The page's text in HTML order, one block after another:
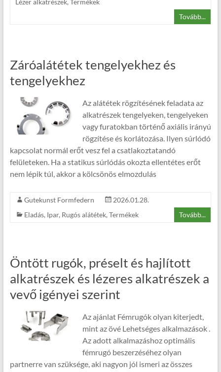
Lézer alkatrészek, Termékek
Tovább...
Záróalátétek tengelyekhez és
tengelyekhez
Az alátétek rögzítésének feladata az
alkatrészek tengelyeken, tengelyeken
vagy furatokban történő axiális irányú
rögzítése és korlátozása. Ilyen súrlódó
kapcsolat normál erőt vesz fel a csatlakoztatandó
felületeken. Ha a statikus súrlódás okozta ellentétes erőt
nem lépik túl, akkor a kölcsönös elmozdulás
Gutekunst Formfedern
2026.01.28.
Eladás, Ipar, Rugós alátétek, Termékek Tovább...
Öntött rugók, préselt és hajlított
alkatrészek és lézeres alkatrészek a
vevő igényei szerint
Az ajánlat Fémrugók olyan kiterjedt,
mint az övé Lehetséges alkalmazások .
Az adott alkalmazáshoz optimális
fémrugó beszerzéséhez olyan
partnerre van szüksége, aki nagyon jól ismeri az összes